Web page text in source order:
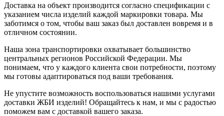
Доставка на объект производится согласно спецификации с
указанием числа изделий каждой маркировки товара. Мы
заботимся о том, чтобы ваш заказ был доставлен вовремя и в
отличном состоянии.
Наша зона транспортировки охватывает большинство
центральных регионов Российской Федерации. Мы
понимаем, что у каждого клиента свои потребности, поэтому
мы готовы адаптироваться под ваши требования.
Не упустите возможность воспользоваться нашими услугами
доставки ЖБИ изделий! Обращайтесь к нам, и мы с радостью
поможем вам с доставкой вашего заказа.